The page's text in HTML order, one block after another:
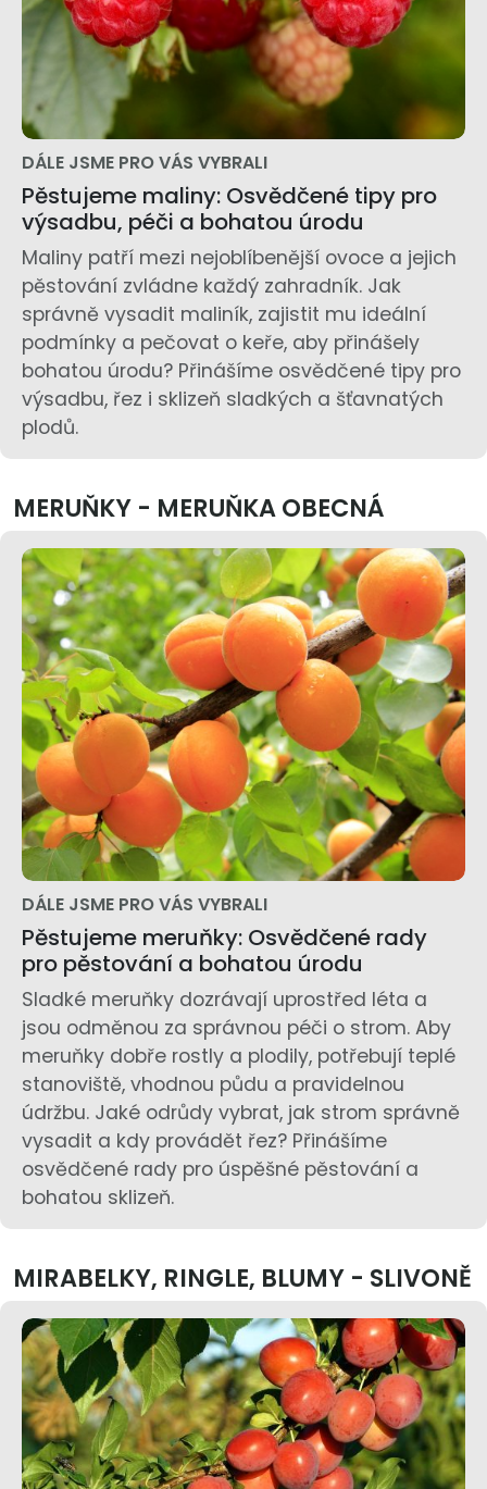
DÁLE JSME PRO VÁS VYBRALI
Pěstujeme maliny: Osvědčené tipy pro
výsadbu, péči a bohatou úrodu
Maliny patří mezi nejoblíbenější ovoce a jejich
pěstování zvládne každý zahradník. Jak
správně vysadit maliník, zajistit mu ideální
podmínky a pečovat o keře, aby přinášely
bohatou úrodu? Přinášíme osvědčené tipy pro
výsadbu, řez i sklizeň sladkých a šťavnatých
plodů.
MERUŇKY - MERUŇKA OBECNÁ
DÁLE JSME PRO VÁS VYBRALI
Pěstujeme meruňky: Osvědčené rady
pro pěstování a bohatou úrodu
Sladké meruňky dozrávají uprostřed léta a
jsou odměnou za správnou péči o strom. Aby
meruňky dobře rostly a plodily, potřebují teplé
stanoviště, vhodnou půdu a pravidelnou
údržbu. Jaké odrůdy vybrat, jak strom správně
vysadit a kdy provádět řez? Přinášíme
osvědčené rady pro úspěšné pěstování a
bohatou sklizeň.
MIRABELKY, RINGLE, BLUMY - SLIVONĚ